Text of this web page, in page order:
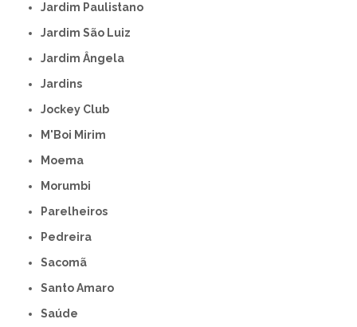
Jardim Paulistano
Jardim São Luiz
Jardim Ângela
Jardins
Jockey Club
M'Boi Mirim
Moema
Morumbi
Parelheiros
Pedreira
Sacomã
Santo Amaro
Saúde